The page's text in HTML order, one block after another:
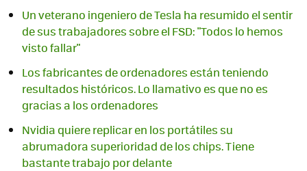
Un veterano ingeniero de Tesla ha resumido el sentir
de sus trabajadores sobre el FSD: "Todos lo hemos
visto fallar"
Los fabricantes de ordenadores están teniendo
resultados históricos. Lo llamativo es que no es
gracias a los ordenadores
Nvidia quiere replicar en los portátiles su
abrumadora superioridad de los chips. Tiene
bastante trabajo por delante